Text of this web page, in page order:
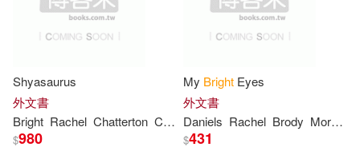
Shyasaurus
外文書
Bright Rachel Chatterton Chris
$980
My Bright Eyes
外文書
Daniels Rachel Brody Morgan
$431